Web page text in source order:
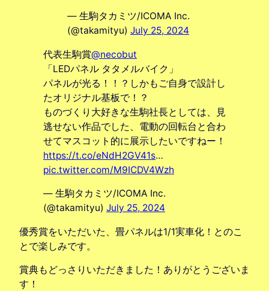
— 生駒タカミツ/ICOMA Inc.
(@takamityu) July 25, 2024
代表生駒賞@necobut
「LEDパネル タタメルバイク」
パネルが光る！！？しかもご自身で設計し
たオリジナル基板で！？
ものづくり大好きな生駒社長としては、見
逃せない作品でした、電動の回転台と合わ
せてマスコット的に展示したいですねー！
https://t.co/eNdH2GV41s…
pic.twitter.com/M9ICDV4Wzh
— 生駒タカミツ/ICOMA Inc.
(@takamityu) July 25, 2024
優秀賞をいただいた、畳パネルは1/1実車化！とのこ
とで楽しみです。
賞典もどっさりいただきました！ありがとうございま
す！